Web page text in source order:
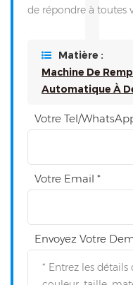
de répondre à toutes
Matière :
Machine De
Automatique À
Votre Tel/
Votre Email *
Envoyez Votre